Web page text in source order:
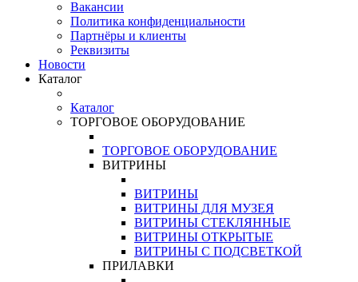
Вакансии
Политика конфиденциальности
Партнёры и клиенты
Реквизиты
Новости
Каталог
Каталог
ТОРГОВОЕ ОБОРУДОВАНИЕ
ТОРГОВОЕ ОБОРУДОВАНИЕ
ВИТРИНЫ
ВИТРИНЫ
ВИТРИНЫ ДЛЯ МУЗЕЯ
ВИТРИНЫ СТЕКЛЯННЫЕ
ВИТРИНЫ ОТКРЫТЫЕ
ВИТРИНЫ С ПОДСВЕТКОЙ
ПРИЛАВКИ